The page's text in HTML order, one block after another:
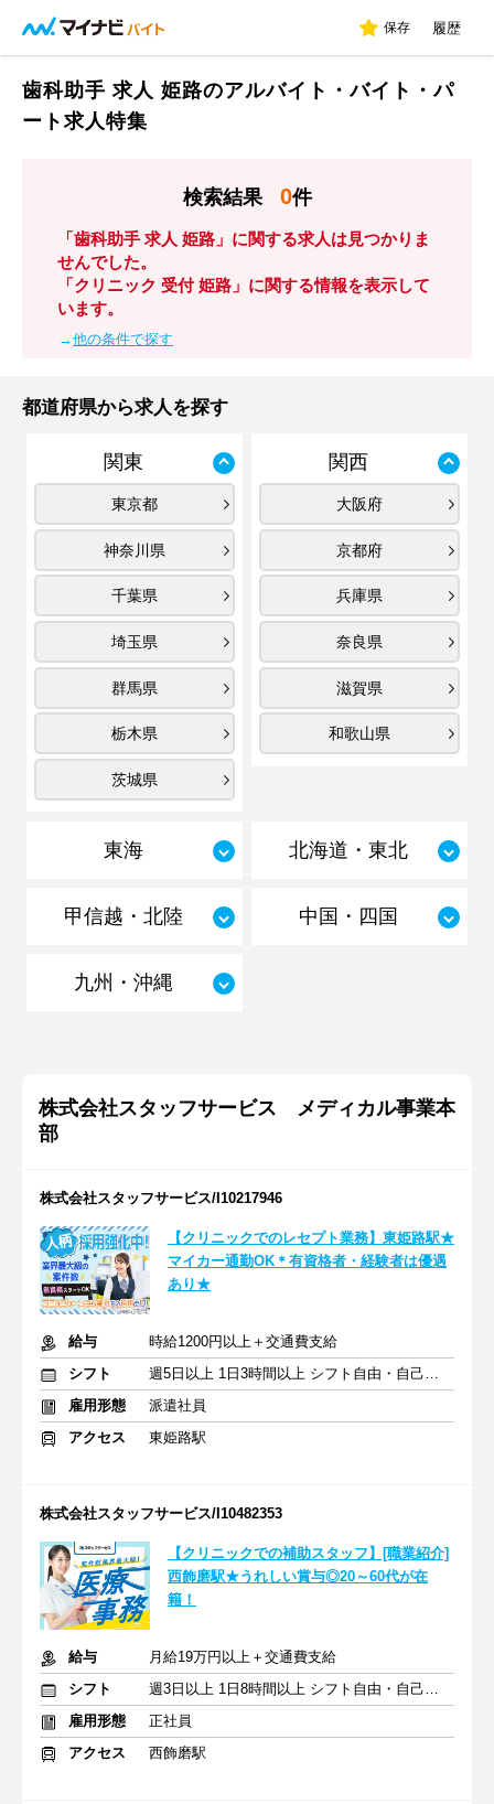
保存 履歴
歯科助手 求人 姫路のアルバイト・バイト・パ
ート求人特集
検索結果 0件
「歯科助手 求人 姫路」に関する求人は見つかりま
せんでした。
「クリニック 受付 姫路」に関する情報を表示して
います。
→他の条件で探す
都道府県から求人を探す
関東
東京都
神奈川県
千葉県
埼玉県
群馬県
栃木県
茨城県
関西
大阪府
京都府
兵庫県
奈良県
滋賀県
和歌山県
東海 北海道・東北
甲信越・北陸 中国・四国
九州・沖縄
株式会社スタッフサービス メディカル事業本
部
株式会社スタッフサービス/I10217946
【クリニックでのレセプト業務】東姫路駅★
マイカー通勤OK＊有資格者・経験者は優遇
あり★
給与
時給1200円以上＋交通費支給
シフト
週5日以上 1日3時間以上 シフト自由・自己申告
雇用形態
派遣社員
アクセス
東姫路駅
株式会社スタッフサービス/I10482353
【クリニックでの補助スタッフ】[職業紹介]
西飾磨駅★うれしい賞与◎20～60代が在
籍！
給与
月給19万円以上＋交通費支給
シフト
週3日以上 1日8時間以上 シフト自由・自己申告
雇用形態
正社員
アクセス
西飾磨駅